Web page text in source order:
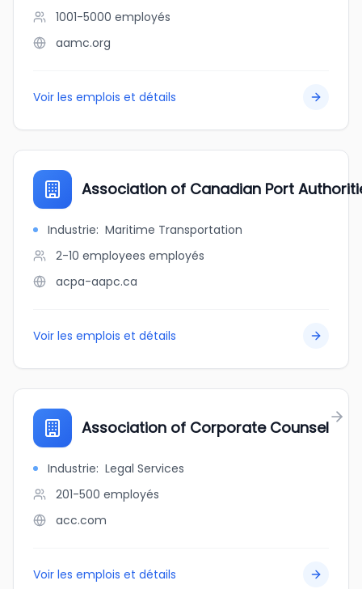
1001-5000 employés
aamc.org
Voir les emplois et détails
Association of Canadian Port
Industrie: Maritime Transportation
2-10 employees employés
acpa-aapc.ca
Voir les emplois et détails
Association of Corporate Counsel
Industrie: Legal Services
201-500 employés
acc.com
Voir les emplois et détails